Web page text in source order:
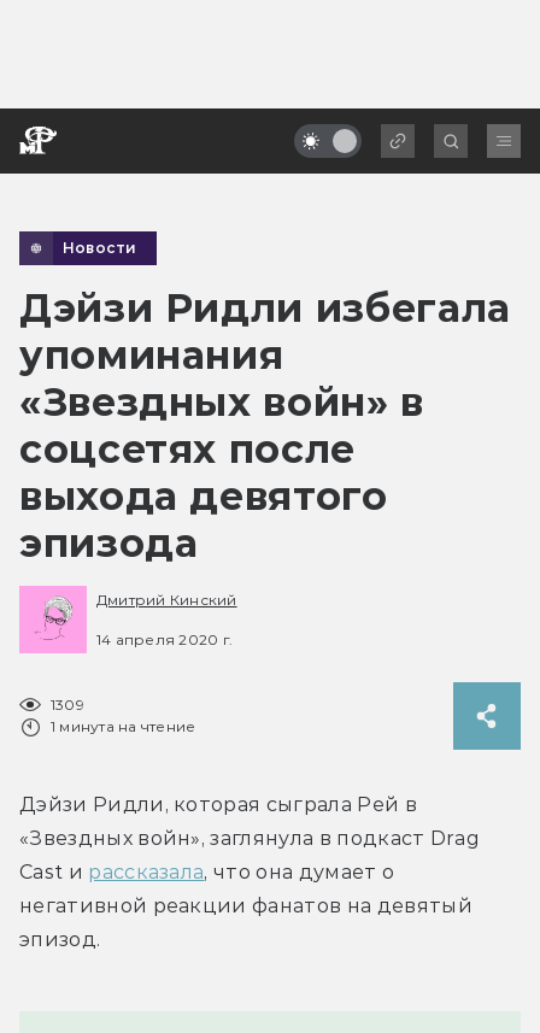
Новости
Дэйзи Ридли избегала
упоминания
«Звездных войн» в
соцсетях после
выхода девятого
эпизода
Дмитрий Кинский
14 апреля 2020 г.
1309
1 минута на чтение
Дэйзи Ридли, которая сыграла Рей в
«Звездных войн», заглянула в подкаст Drag
Cast и рассказала, что она думает о
негативной реакции фанатов на девятый
эпизод.